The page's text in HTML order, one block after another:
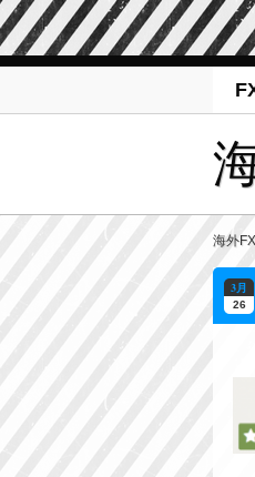
海外
3月
26